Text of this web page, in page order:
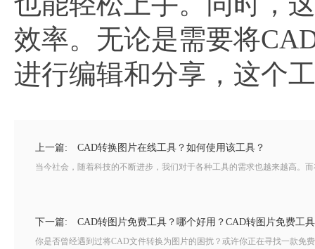
效率。无论是需要将
进行编辑和分享，这个
上一篇: CAD转换图片在线工具？如何使用该工具？
当今社会，随着科技的不断进步，我们对于各种工具的需求也越来越高。
下一篇: CAD转图片免费工具？哪个好用？CAD转图片免费工
你是否曾经遇到过将CAD文件转换为图片的困扰？或许你正在寻找一款免